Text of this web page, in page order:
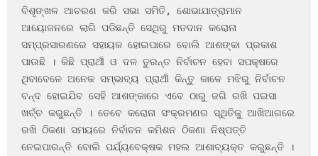
ବିଶୃଙ୍ଖଳ ଆଚରଣ କରି ସଭା ସମିତି, ଶୋଭାଯାତ୍ରାମାନ
ଆୟୋଜନରେ ଲାଗି ପଡିଛନ୍ତି ସେଥିରୁ ମତଦାନ କରୋନା
ସମ୍ପ୍ରସାରଣରେ ସହାୟକ ହୋଇପାରେ ବୋଲି ଆଶଙ୍କା ପ୍ରକାଶ
ପାଉଛି । କିଛି ପ୍ରାର୍ଥୀ ଓ ଦଳ ତୁରନ୍ତ ନିର୍ବାଚନ ହେବା ସପକ୍ଷରେ
ଥିବାବେଳେ ଅନେକ ସମ୍ଭାବ୍ୟ ପ୍ରାର୍ଥୀ କିନ୍ତୁ କାଳେ ମଝିରୁ ନିର୍ବାଚନ
ବନ୍ଦ ହୋଇଯିବ ସେହି ଆଶଙ୍କାରେ ଏବେ ଠାରୁ ଜଗି ରଖି ପଇସା
ଖର୍ଚ୍ଚ କରୁଛନ୍ତି । ତେବେ କରୋନା ସଂକ୍ରମଣର ସ୍ଥିତିକୁ ଆଖିଆଗରେ
ରଖି ଠିକଣା ସମୟରେ ନିର୍ବାଚନ କମିଶନ ଠିକଣା ନିଷ୍ପତ୍ତି
ନେଇପାରନ୍ତି ବୋଲି ପର୍ଯ୍ୟବେକ୍ଷକ ମହଲ ଆଶାବ୍ୟକ୍ତ କରୁଛନ୍ତି ।